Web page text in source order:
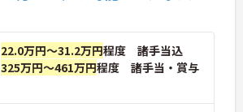
22.0万円～31.2万円程度 諸手当込
325万円～461万円程度 諸手当・賞与